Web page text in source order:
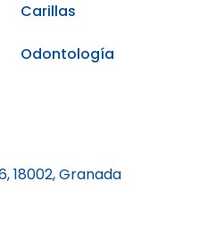
Carillas
Odontología
18002, Granada